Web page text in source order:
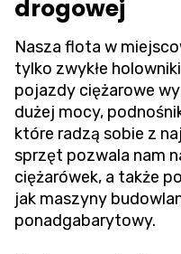
drogowej
Nasza flota w
tylko zwykłe
pojazdy ciężarowe
dużej mocy,
które radzą sobie z
sprzęt pozwala nam
ciężarówek, a także
jak maszyny
ponadgabarytowy.